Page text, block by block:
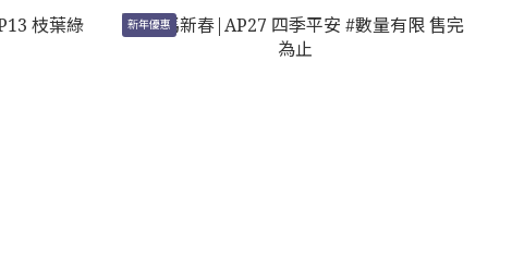
新年優惠